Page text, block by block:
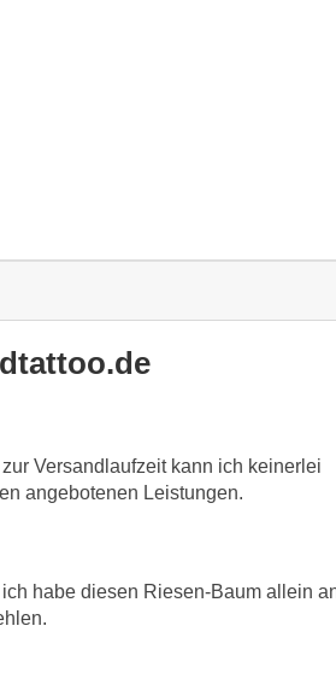
Versandlaufzeit kann ich keinerlei
angebotenen Leistungen.
habe diesen Riesen-Baum allein